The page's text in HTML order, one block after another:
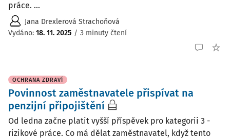
práce. ...
Jana Drexlerová Strachoňová
Vydáno: 18. 11. 2025 / 3 minuty čtení
OCHRANA ZDRAVÍ
Povinnost zaměstnavatele přispívat na
penzijní připojištění
Od ledna začne platit vyšší příspěvek pro kategorii 3 -
rizikové práce. Co má dělat zaměstnavatel, když tento